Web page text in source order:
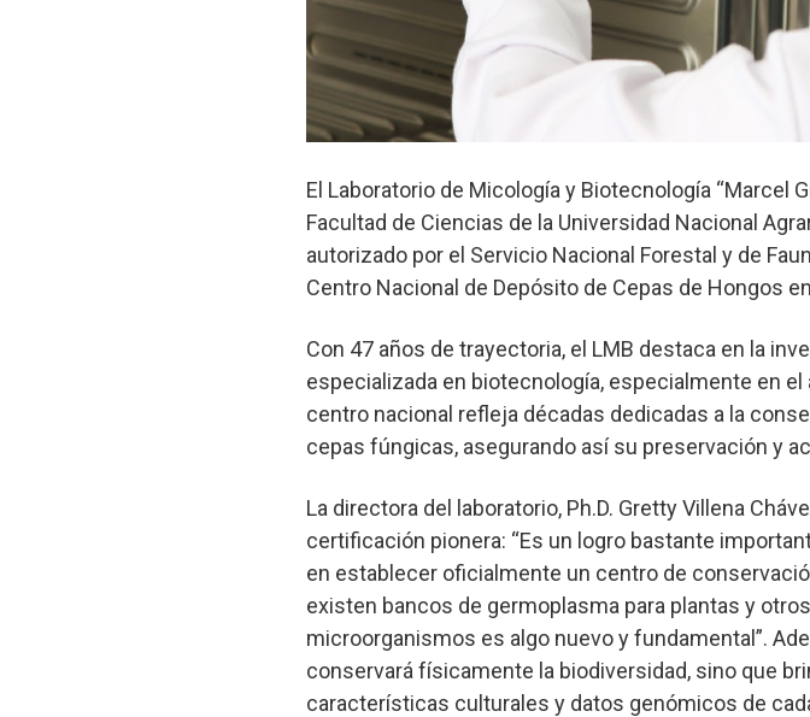
El Laboratorio de Micología y Biotecnología “Marcel
Facultad de Ciencias de la Universidad Nacional
autorizado por el Servicio Nacional Forestal y de
Centro Nacional de Depósito de Cepas de Hongos
Con 47 años de trayectoria, el LMB destaca en la
especializada en biotecnología, especialmente en
centro nacional refleja décadas dedicadas a la
cepas fúngicas, asegurando así su preservación y
La directora del laboratorio, Ph.D. Gretty Villena
certificación pionera: “Es un logro bastante
en establecer oficialmente un centro de
existen bancos de germoplasma para plantas y
microorganismos es algo nuevo y fundamental”.
conservará físicamente la biodiversidad, sino que
características culturales y datos genómicos de